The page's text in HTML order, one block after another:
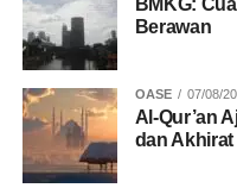
Berawan
OASE 07/08/
Al-Qur’an
dan Akhirat